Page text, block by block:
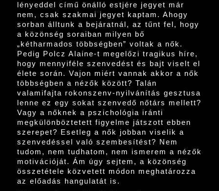
lényeddel című önálló estjére jegyet már
nem, csak szakmai jegyet kaptam. Ahogy
sorban álltunk a bejáratnál, az tűnt fel, hogy
a közönség soraiban milyen bő
„kétharmados többségben” voltak a nők.
Pedig Polcz Alaine-t megelőzi tragikus híre,
hogy mennyiféle szenvedést és bajt viselt el
élete során. Vajon miért vannak akkor a nők
többségben a nézők között? Talán
valamifajta rokonszenv-nyilvánítás gesztusa
lenne ez egy sokat szenvedő nőtárs mellett?
Vagy a nőknek a pszichológia iránti
megkülönböztetett figyelme játszott ebben
szerepet? Esetleg a nők jobban viselik a
szenvedéssel való szembesítést? Nem
tudom, nem tudhatom, nem ismerem a nézők
motivációját. Ám úgy sejtem, a közönség
összetétele közvetett módon meghatározza
az előadás hangulatát is.